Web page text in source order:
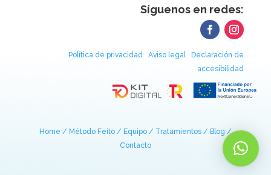
Síguenos en redes:
Política de privacidadAviso legal
Declaración de
accesibilidad
Home / Método Feito / Equipo / Tratamientos / Blog /
Contacto